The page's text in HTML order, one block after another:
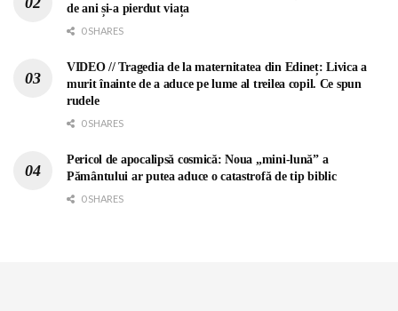
de ani și-a pierdut viața
0 SHARES
VIDEO // Tragedia de la maternitatea din Edineț: Livica a
murit înainte de a aduce pe lume al treilea copil. Ce spun
rudele
0 SHARES
Pericol de apocalipsă cosmică: Noua „mini-lună” a
Pământului ar putea aduce o catastrofă de tip biblic
0 SHARES